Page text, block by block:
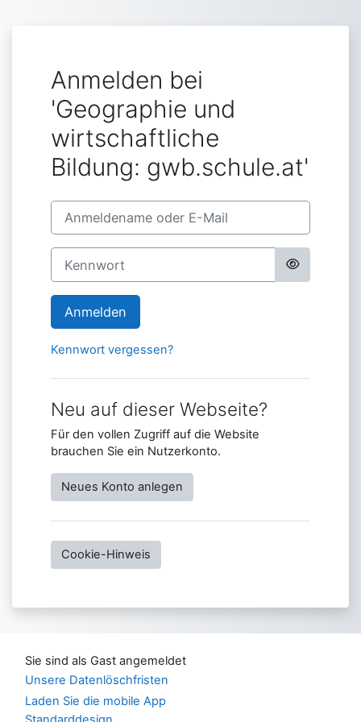
Anmelden bei
'Geographie und
wirtschaftliche
Bildung: gwb.schule.at'
Anmeldename oder E-Mail
Kennwort
Anmelden
Kennwort vergessen?
Neu auf dieser Webseite?
Für den vollen Zugriff auf die Website
brauchen Sie ein Nutzerkonto.
Neues Konto anlegen
Cookie-Hinweis
Sie sind als Gast angemeldet
Unsere Datenlöschfristen
Laden Sie die mobile App